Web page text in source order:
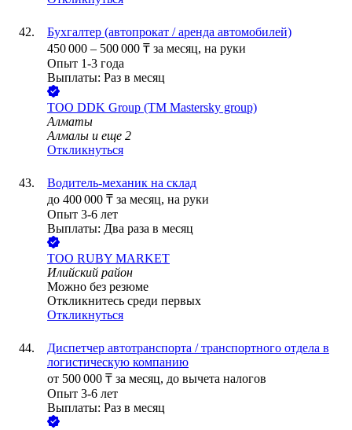
Бухгалтер (автопрокат / аренда автомобилей)
450 000 – 500 000 ₸ за месяц, на руки
Опыт 1-3 года
Выплаты: Раз в месяц
ТОО DDK Group (TM Mastersky group)
Алматы
Алмалы и еще 2
Откликнуться
Водитель-механик на склад
до 400 000 ₸ за месяц, на руки
Опыт 3-6 лет
Выплаты: Два раза в месяц
ТОО RUBY MARKET
Илийский район
Можно без резюме
Откликнитесь среди первых
Откликнуться
Диспетчер автотранспорта / транспортного отдела в
логистическую компанию
от 500 000 ₸ за месяц, до вычета налогов
Опыт 3-6 лет
Выплаты: Раз в месяц